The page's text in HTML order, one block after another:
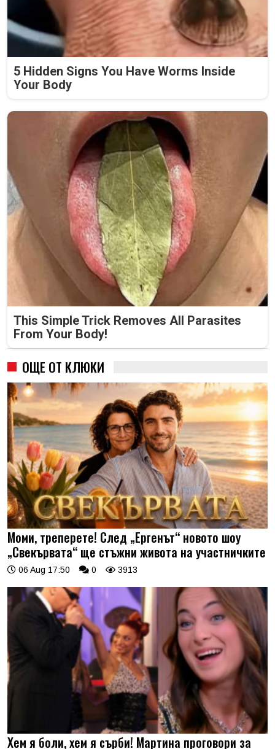
5 Hidden Signs You Have Worms Inside
Your Body
This Simple Trick Removes All Parasites
From Your Body!
ОЩЕ ОТ КЛЮКИ
Моми, треперете! След „Ергенът“ новото шоу
„Свекървата“ ще стъжни живота на участничките
06 Aug 17:50 0 3913
Хем я боли, хем я сърби! Мартина проговори за